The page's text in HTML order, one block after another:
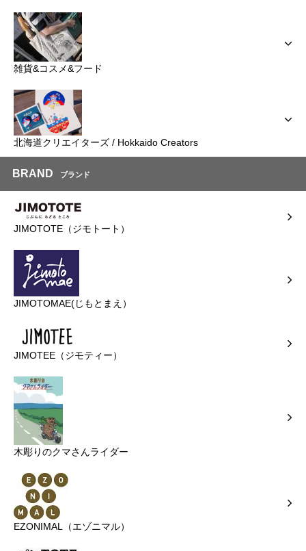
雑貨&コスメ&フード
北海道クリエイターズ / Hokkaido Creators
BRAND ブランド
JIMOTOTE（ジモトート）
JIMOTOMAE(じもとまえ）
JIMOTEE（ジモティー）
木彫りのクマさんライダー
EZONIMAL（エゾニマル）